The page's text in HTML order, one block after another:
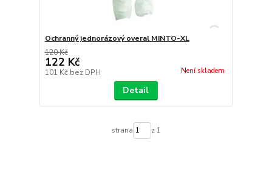
Ochranný jednorázový overal MINTO-XL
120 Kč
122 Kč
101 Kč bez DPH Není skladem
Detail
strana z 1